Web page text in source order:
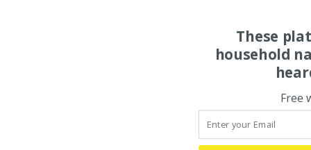
These
household
Free